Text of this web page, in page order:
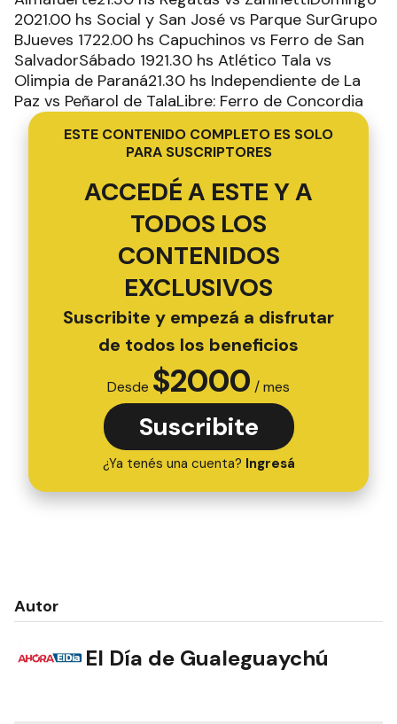
2021.00 hs Social y San José vs Parque SurGrupo
BJueves 1722.00 hs Capuchinos vs Ferro de San
SalvadorSábado 1921.30 hs Atlético Tala vs
Olimpia de Paraná21.30 hs Independiente de La
Paz vs Peñarol de TalaLibre: Ferro de Concordia
ESTE CONTENIDO COMPLETO ES SOLO
PARA SUSCRIPTORES
ACCEDÉ A ESTE Y A
TODOS LOS
CONTENIDOS
EXCLUSIVOS
Suscribite y empezá a disfrutar
de todos los beneficios
Desde $2000 / mes
Suscribite
¿Ya tenés una cuenta? Ingresá
Autor
El Día de Gualeguaychú